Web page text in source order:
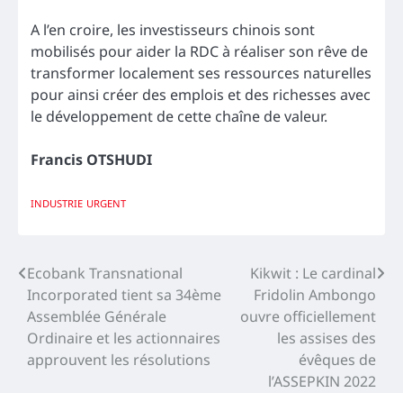
A l’en croire, les investisseurs chinois sont
mobilisés pour aider la RDC à réaliser son rêve de
transformer localement ses ressources naturelles
pour ainsi créer des emplois et des richesses avec
le développement de cette chaîne de valeur.
Francis OTSHUDI
INDUSTRIE URGENT
Navigation
de
l’article
Ecobank Transnational
Incorporated tient sa 34ème
Assemblée Générale
Ordinaire et les actionnaires
approuvent les résolutions
Kikwit : Le cardinal
Fridolin Ambongo
ouvre officiellement
les assises des
évêques de
l’ASSEPKIN 2022